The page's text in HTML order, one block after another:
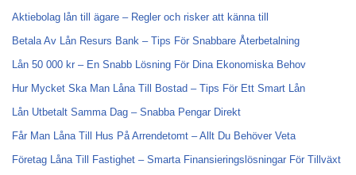
Aktiebolag lån till ägare – Regler och risker att känna till
Betala Av Lån Resurs Bank – Tips För Snabbare Återbetalning
Lån 50 000 kr – En Snabb Lösning För Dina Ekonomiska Behov
Hur Mycket Ska Man Låna Till Bostad – Tips För Ett Smart Lån
Lån Utbetalt Samma Dag – Snabba Pengar Direkt
Får Man Låna Till Hus På Arrendetomt – Allt Du Behöver Veta
Företag Låna Till Fastighet – Smarta Finansieringslösningar För Tillväxt